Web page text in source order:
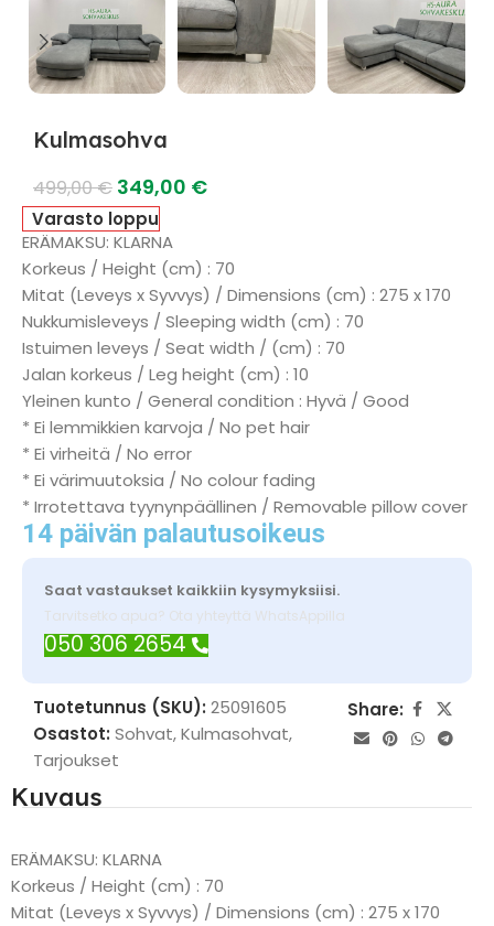
Kulmasohva
499,00€ 349,00 €
Varasto loppu
ERÄMAKSU: KLARNA
Korkeus / Height (cm) : 70
Mitat (Leveys x Syvvys) / Dimensions (cm) : 275 x 170
Nukkumisleveys / Sleeping width (cm) : 70
Istuimen leveys / Seat width / (cm) : 70
Jalan korkeus / Leg height (cm) : 10
Yleinen kunto / General condition : Hyvä / Good
* Ei lemmikkien karvoja / No pet hair
* Ei virheitä / No error
* Ei värimuutoksia / No colour fading
* Irrotettava tyynynpäällinen / Removable pillow cover
14 päivän palautusoikeus
Saat vastaukset kaikkiin kysymyksiisi.
Tarvitsetko apua? Ota yhteyttä WhatsAppilla
050 306 2654
Tuotetunnus (SKU): 25091605
Osastot: Sohvat,Kulmasohvat,
Tarjoukset
Share:
Kuvaus
ERÄMAKSU: KLARNA
Korkeus / Height (cm) : 70
Mitat (Leveys x Syvvys) / Dimensions (cm) : 275 x 170